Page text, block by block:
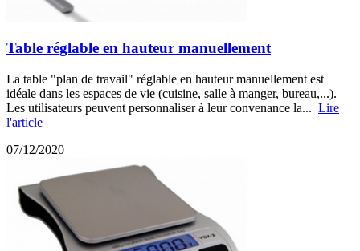
Table réglable en hauteur manuellement
La table "plan de travail" réglable en hauteur manuellement est
idéale dans les espaces de vie (cuisine, salle à manger, bureau,...).
Les utilisateurs peuvent personnaliser à leur convenance la... Lire
l'article
07/12/2020